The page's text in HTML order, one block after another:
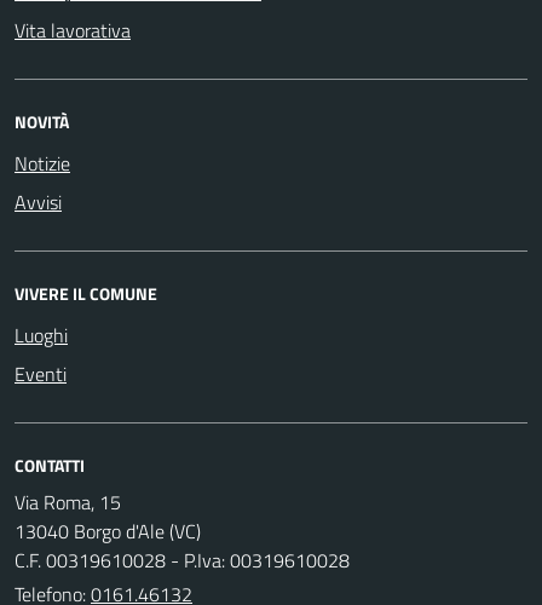
Vita lavorativa
NOVITÀ
Notizie
Avvisi
VIVERE IL COMUNE
Luoghi
Eventi
CONTATTI
Via Roma, 15
13040 Borgo d'Ale (VC)
C.F. 00319610028 - P.Iva: 00319610028
Telefono:0161.46132